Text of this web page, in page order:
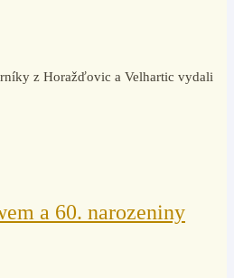
z Horažďovic a Velhartic vydali
a 60. narozeniny